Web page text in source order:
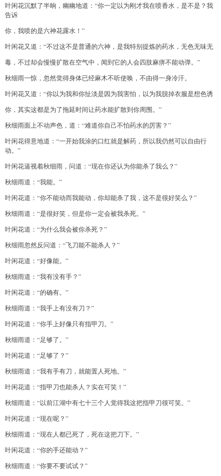
叶闲花沉默了半晌，幽幽地道：“你一定以为刚才我在喷香水，是不是？我
告诉
你，我喷的是六神花露水！”
叶闲花又道：“不过这不是普通的六神，是我特别提炼的药水，无色无味无
毒，不过却会慢慢扩散在空气中，闻到它的人会四肢麻痹不能动弹。”
秋细雨一惊，忽然觉得身体已经麻木不听使唤，不由得一身冷汗。
叶闲花又道：“你以为我和你扯淡是因为我害怕，以为我脱掉衣服是想色诱
你，其实这都是为了拖延时间让药水能扩散到你周围。”
秋细雨面上不动声色，道：“难道你自己不怕药水的厉害？”
叶闲花得意地道：“一开始我涂的口红就是解药，所以我仍然可以自由行
动。”
叶闲花逼视着秋细雨，问道：“现在你还认为你能杀了我么？”
秋细雨道：“我能。”
叶闲花道：“你不能动而我能动，你却能杀了我，这不是很好笑么？”
秋细雨道：“是很好笑，但是你一定会被我杀死。”
叶闲花道：“为什么我会被你杀死？”
秋细雨忽然反问道：“飞刀能不能杀人？”
叶闲花道：“好像能。”
秋细雨道：“我有没有手？”
叶闲花道：“的确有。”
秋细雨道：“我手上有没有刀？”
叶闲花道：“你手上好像只有指甲刀。”
秋细雨道：“足够了。”
叶闲花道：“足够了？”
秋细雨道：“我有手有刀，就能置人死地。”
叶闲花道：“指甲刀也能杀人？实在可笑！”
秋细雨道：“以前江湖中有七十三个人觉得我这把指甲刀很可笑。”
叶闲花道：“现在呢？”
秋细雨道：“现在人都已死了，死在这把刀下。”
叶闲花道：“你的手还能动？”
秋细雨道：“你要不要试试？”